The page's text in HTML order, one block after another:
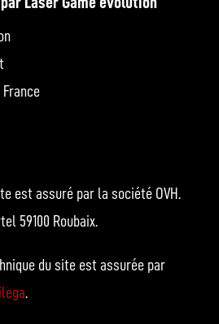
France
est assuré par la société OVH.
59100 Roubaix.
du site est assurée par
.